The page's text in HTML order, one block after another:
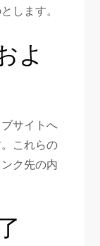
します。
よ
サイトへ
これらの
ク先の内